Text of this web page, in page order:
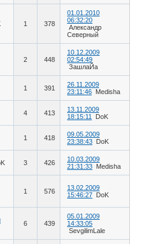
1 378
01.01.2010
06:32:20
Александр
Северный
2 448
10.12.2009
02:54:49
ЗашлаЙа
1 391
26.11.2009
23:11:46 Medisha
4 413
13.11.2009
18:15:11
DoK
1 418
09.05.2009
23:38:43
DoK
3 426
10.03.2009
21:31:33 Medisha
1 576
13.02.2009
15:46:27
DoK
6 439
05.01.2009
14:33:05
SevgilimLale